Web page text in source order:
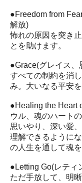
●Freedom from
解放)
怖れの原因を突き
とを助けます。
●Grace(グレイス、
すべての制約を消
み。大いなる平安
●Healing the Heart
ウル、魂のハート
思いやり、深い愛
理解できるように
の人生を通して魂
●Letting Go(レティ
ただ手放して、明